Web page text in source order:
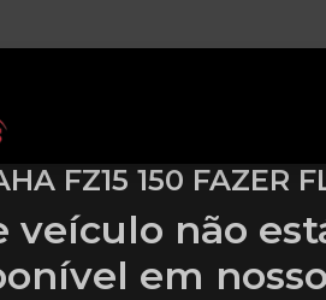
FZ15 150 FAZER
veículo não
em